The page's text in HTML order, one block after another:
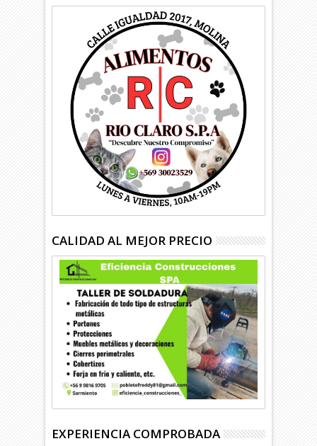
CALIDAD AL MEJOR PRECIO
EXPERIENCIA COMPROBADA